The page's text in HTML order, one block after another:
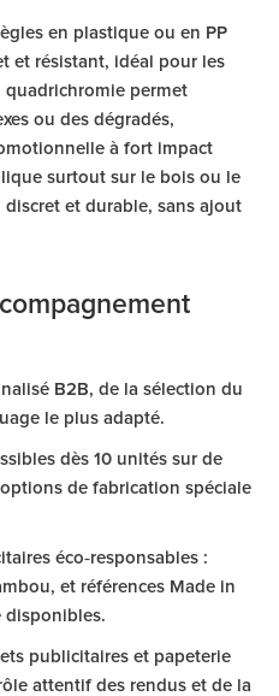
en plastique ou en PP
et résistant, idéal pour les
quadrichromie permet
ou des dégradés,
à fort impact
surtout sur le bois ou le
et durable, sans ajout
B2B, de la sélection du
le plus adapté.
dès 10 unités sur de
de fabrication spéciale
éco‑responsables :
et références Made in
disponibles.
publicitaires et papeterie
attentif des rendus et de la